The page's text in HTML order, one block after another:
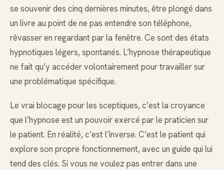
se souvenir des cinq dernières minutes, être plongé dans
un livre au point de ne pas entendre son téléphone,
rêvasser en regardant par la fenêtre. Ce sont des états
hypnotiques légers, spontanés. L’hypnose thérapeutique
ne fait qu’y accéder volontairement pour travailler sur
une problématique spécifique.
Le vrai blocage pour les sceptiques, c’est la croyance
que l’hypnose est un pouvoir exercé par le praticien sur
le patient. En réalité, c’est l’inverse. C’est le patient qui
explore son propre fonctionnement, avec un guide qui lui
tend des clés. Si vous ne voulez pas entrer dans une